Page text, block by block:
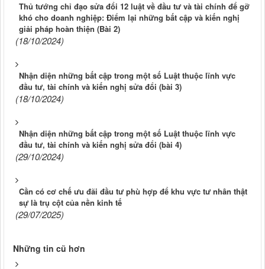
Thủ tướng chỉ đạo sửa đổi 12 luật về đầu tư và tài chính để gỡ
khó cho doanh nghiệp: Điểm lại những bất cập và kiến nghị
giải pháp hoàn thiện (Bài 2)
(18/10/2024)
Nhận diện những bất cập trong một số Luật thuộc lĩnh vực
đầu tư, tài chính và kiến nghị sửa đổi (bài 3)
(18/10/2024)
Nhận diện những bất cập trong một số Luật thuộc lĩnh vực
đầu tư, tài chính và kiến nghị sửa đổi (bài 4)
(29/10/2024)
Cần có cơ chế ưu đãi đầu tư phù hợp để khu vực tư nhân thật
sự là trụ cột của nền kinh tế
(29/07/2025)
Những tin cũ hơn